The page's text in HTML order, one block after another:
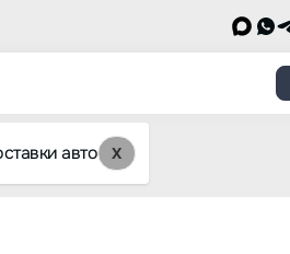
авто X